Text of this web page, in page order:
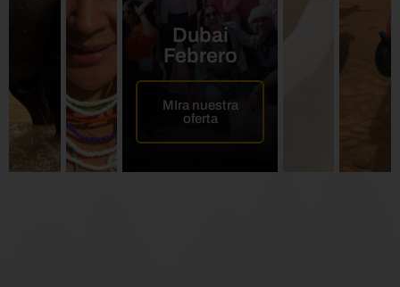
Dubai
Febrero
MIra nuestra
oferta